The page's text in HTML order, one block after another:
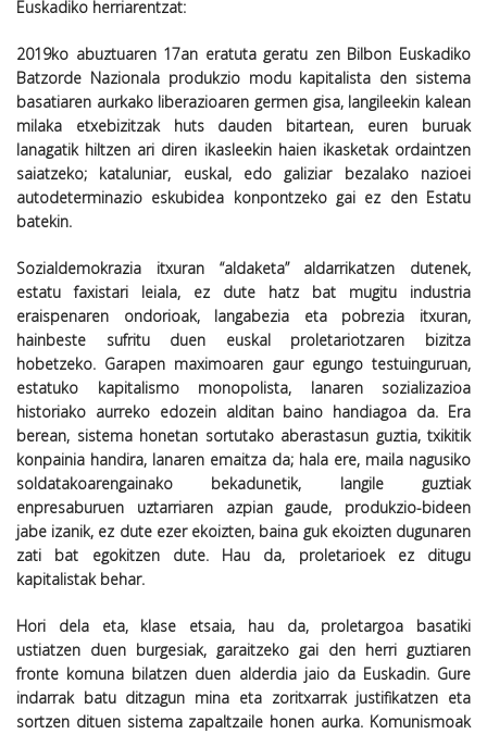
Euskadiko herriarentzat:
2019ko abuztuaren 17an eratuta geratu zen Bilbon Euskadiko
Batzorde Nazionala produkzio modu kapitalista den sistema
basatiaren aurkako liberazioaren germen gisa, langileekin kalean
milaka etxebizitzak huts dauden bitartean, euren buruak
lanagatik hiltzen ari diren ikasleekin haien ikasketak ordaintzen
saiatzeko; kataluniar, euskal, edo galiziar bezalako nazioei
autodeterminazio eskubidea konpontzeko gai ez den Estatu
batekin.
Sozialdemokrazia itxuran “aldaketa” aldarrikatzen dutenek,
estatu faxistari leiala, ez dute hatz bat mugitu industria
eraispenaren ondorioak, langabezia eta pobrezia itxuran,
hainbeste sufritu duen euskal proletariotzaren bizitza
hobetzeko. Garapen maximoaren gaur egungo testuinguruan,
estatuko kapitalismo monopolista, lanaren sozializazioa
historiako aurreko edozein alditan baino handiagoa da. Era
berean, sistema honetan sortutako aberastasun guztia, txikitik
konpainia handira, lanaren emaitza da; hala ere, maila nagusiko
soldatakoarengainako bekadunetik, langile guztiak
enpresaburuen uztarriaren azpian gaude, produkzio-bideen
jabe izanik, ez dute ezer ekoizten, baina guk ekoizten dugunaren
zati bat egokitzen dute. Hau da, proletarioek ez ditugu
kapitalistak behar.
Hori dela eta, klase etsaia, hau da, proletargoa basatiki
ustiatzen duen burgesiak, garaitzeko gai den herri guztiaren
fronte komuna bilatzen duen alderdia jaio da Euskadin. Gure
indarrak batu ditzagun mina eta zoritxarrak justifikatzen eta
sortzen dituen sistema zapaltzaile honen aurka. Komunismoak